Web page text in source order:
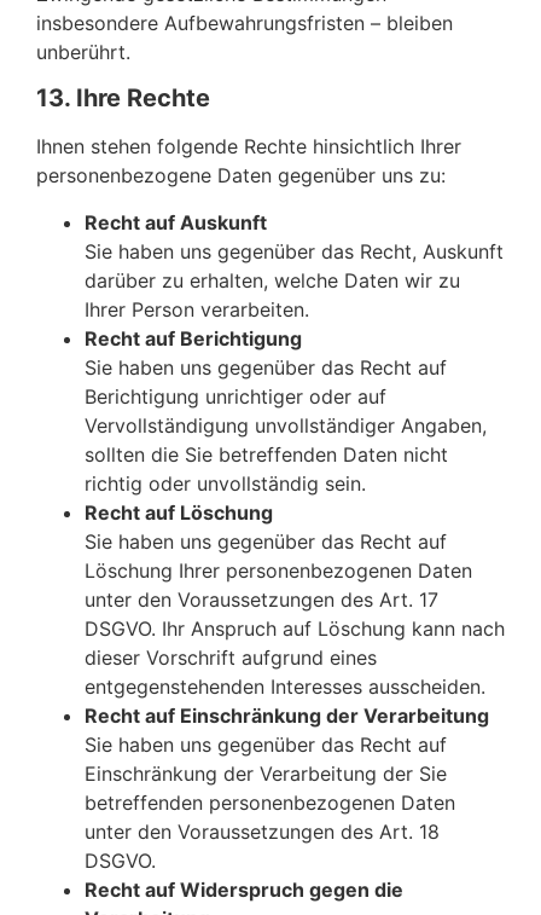
insbesondere Aufbewahrungsfristen – bleiben
unberührt.
13. Ihre Rechte
Ihnen stehen folgende Rechte hinsichtlich Ihrer
personenbezogene Daten gegenüber uns zu:
Recht auf Auskunft
Sie haben uns gegenüber das Recht, Auskunft
darüber zu erhalten, welche Daten wir zu
Ihrer Person verarbeiten.
Recht auf Berichtigung
Sie haben uns gegenüber das Recht auf
Berichtigung unrichtiger oder auf
Vervollständigung unvollständiger Angaben,
sollten die Sie betreffenden Daten nicht
richtig oder unvollständig sein.
Recht auf Löschung
Sie haben uns gegenüber das Recht auf
Löschung Ihrer personenbezogenen Daten
unter den Voraussetzungen des Art. 17
DSGVO. Ihr Anspruch auf Löschung kann nach
dieser Vorschrift aufgrund eines
entgegenstehenden Interesses ausscheiden.
Recht auf Einschränkung der Verarbeitung
Sie haben uns gegenüber das Recht auf
Einschränkung der Verarbeitung der Sie
betreffenden personenbezogenen Daten
unter den Voraussetzungen des Art. 18
DSGVO.
Recht auf Widerspruch gegen die